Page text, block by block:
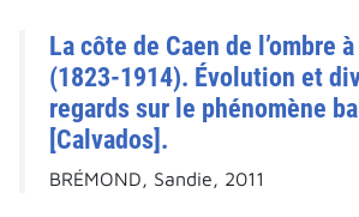
La côte de Caen de l’ombre
(1823-1914). Évolution et
regards sur le phénomène
[Calvados].
BRÉMOND, Sandie, 2011